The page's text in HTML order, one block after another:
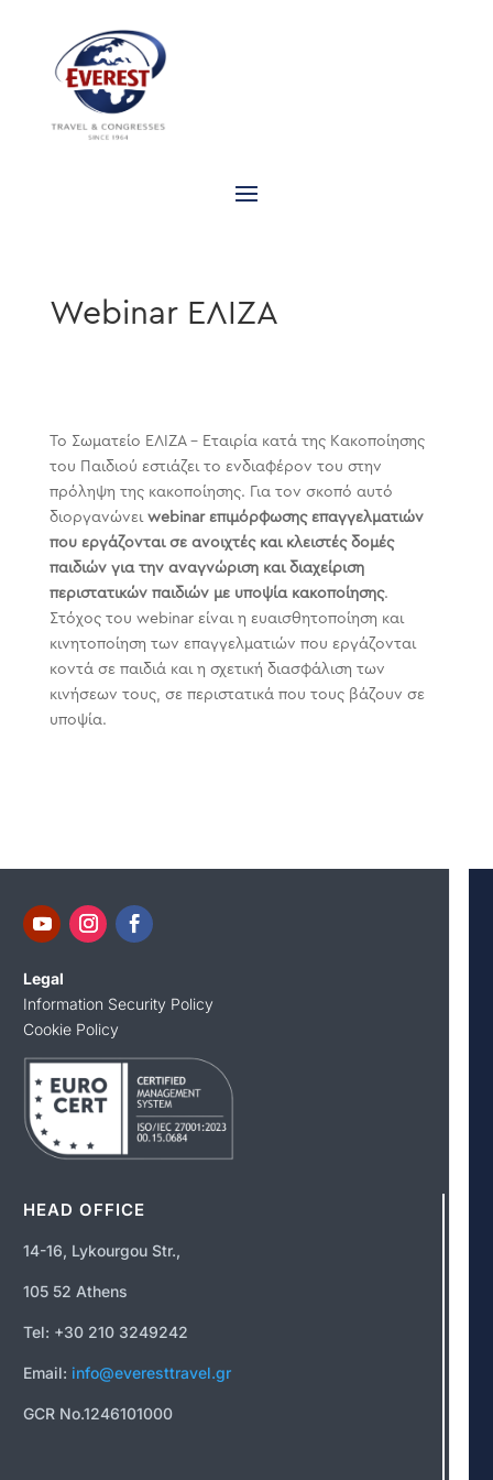
Webinar ΕΛΙΖΑ
Το Σωματείο ΕΛΙΖΑ – Εταιρία κατά της Κακοποίησης
του Παιδιού εστιάζει το ενδιαφέρον του στην
πρόληψη της κακοποίησης. Για τον σκοπό αυτό
διοργανώνει webinar επιμόρφωσης επαγγελματιών
που εργάζονται σε ανοιχτές και κλειστές δομές
παιδιών για την αναγνώριση και διαχείριση
περιστατικών παιδιών με υποψία κακοποίησης.
Στόχος του webinar είναι η ευαισθητοποίηση και
κινητοποίηση των επαγγελματιών που εργάζονται
κοντά σε παιδιά και η σχετική διασφάλιση των
κινήσεων τους, σε περιστατικά που τους βάζουν σε
υποψία.
Legal
Information Security Policy
Cookie Policy
HEAD OFFICE
14-16, Lykourgou Str.,
105 52 Athens
Tel: +30 210 3249242
Email: info@everesttravel.gr
GCR No.1246101000